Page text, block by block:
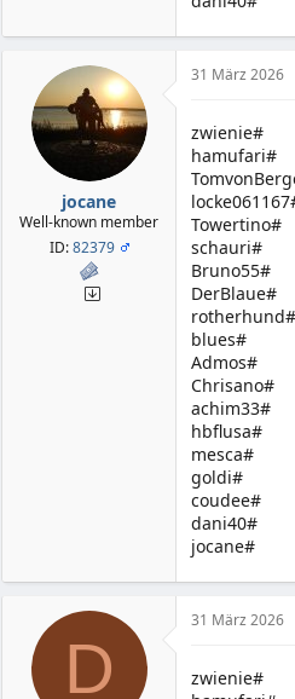
jocane
Well-known member
ID:82379
31 März 2026
zwienie#
hamufari#
Towertino#
schauri#
Bruno55#
DerBlaue#
rotherhund#
blues#
Admos#
Chrisano#
achim33#
hbflusa#
mesca#
goldi#
coudee#
dani40#
jocane#
D
31 März 2026
zwienie#